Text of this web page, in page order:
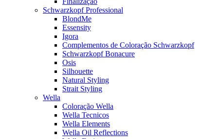
Schwarzkopf Professional
BlondMe
Essensity
Igora
Complementos de Coloração Schwarzkopf
Schwarzkopf Bonacure
Osis
Silhouette
Natural Styling
Strait Styling
Wella
Coloração Wella
Wella Tecnicos
Wella Elements
Wella Oil Reflections